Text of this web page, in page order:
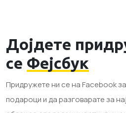
Дојдете
се Фејсбук
Придружете ни се на Facebook
подароци и да разговарате за